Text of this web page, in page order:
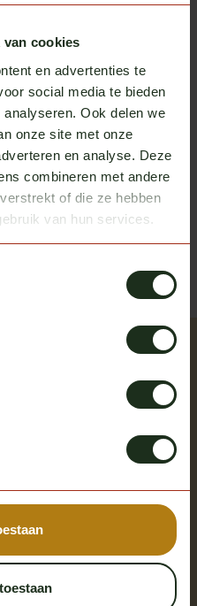
van cookies
en advertenties te
social media te bieden
Ook delen we
onze site met onze
en analyse. Deze
combineren met andere
of die ze hebben
van hun services.
frame 4 €89,25
dit product?
We helpen je